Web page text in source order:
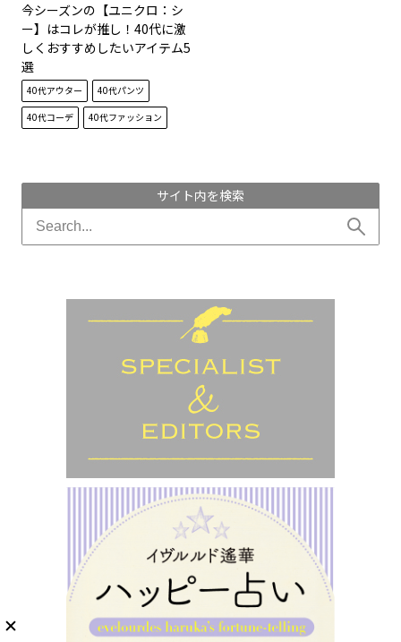
今シーズンの【ユニクロ：シ
ー】はコレが推し！40代に激
しくおすすめしたいアイテム5
選
40代アウター
40代パンツ
40代コーデ
40代ファッション
サイト内を検索